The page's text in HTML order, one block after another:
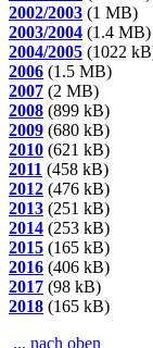
2002/2003 (1 MB)
2003/2004 (1.4 MB)
2004/2005 (1022
2006 (1.5 MB)
2007 (2 MB)
2008 (899 kB)
2009 (680 kB)
2010 (621 kB)
2011 (458 kB)
2012 (476 kB)
2013 (251 kB)
2014 (253 kB)
2015 (165 kB)
2016 (406 kB)
2017 (98 kB)
2018 (165 kB)
... nach oben